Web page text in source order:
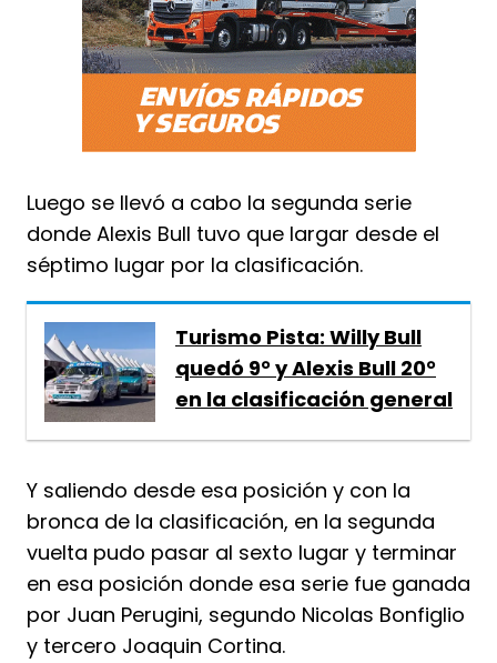
Luego se llevó a cabo la segunda serie
donde Alexis Bull tuvo que largar desde el
séptimo lugar por la clasificación.
Turismo Pista: Willy Bull
quedó 9° y Alexis Bull 20°
en la clasificación general
Y saliendo desde esa posición y con la
bronca de la clasificación, en la segunda
vuelta pudo pasar al sexto lugar y terminar
en esa posición donde esa serie fue ganada
por Juan Perugini, segundo Nicolas Bonfiglio
y tercero Joaquin Cortina.